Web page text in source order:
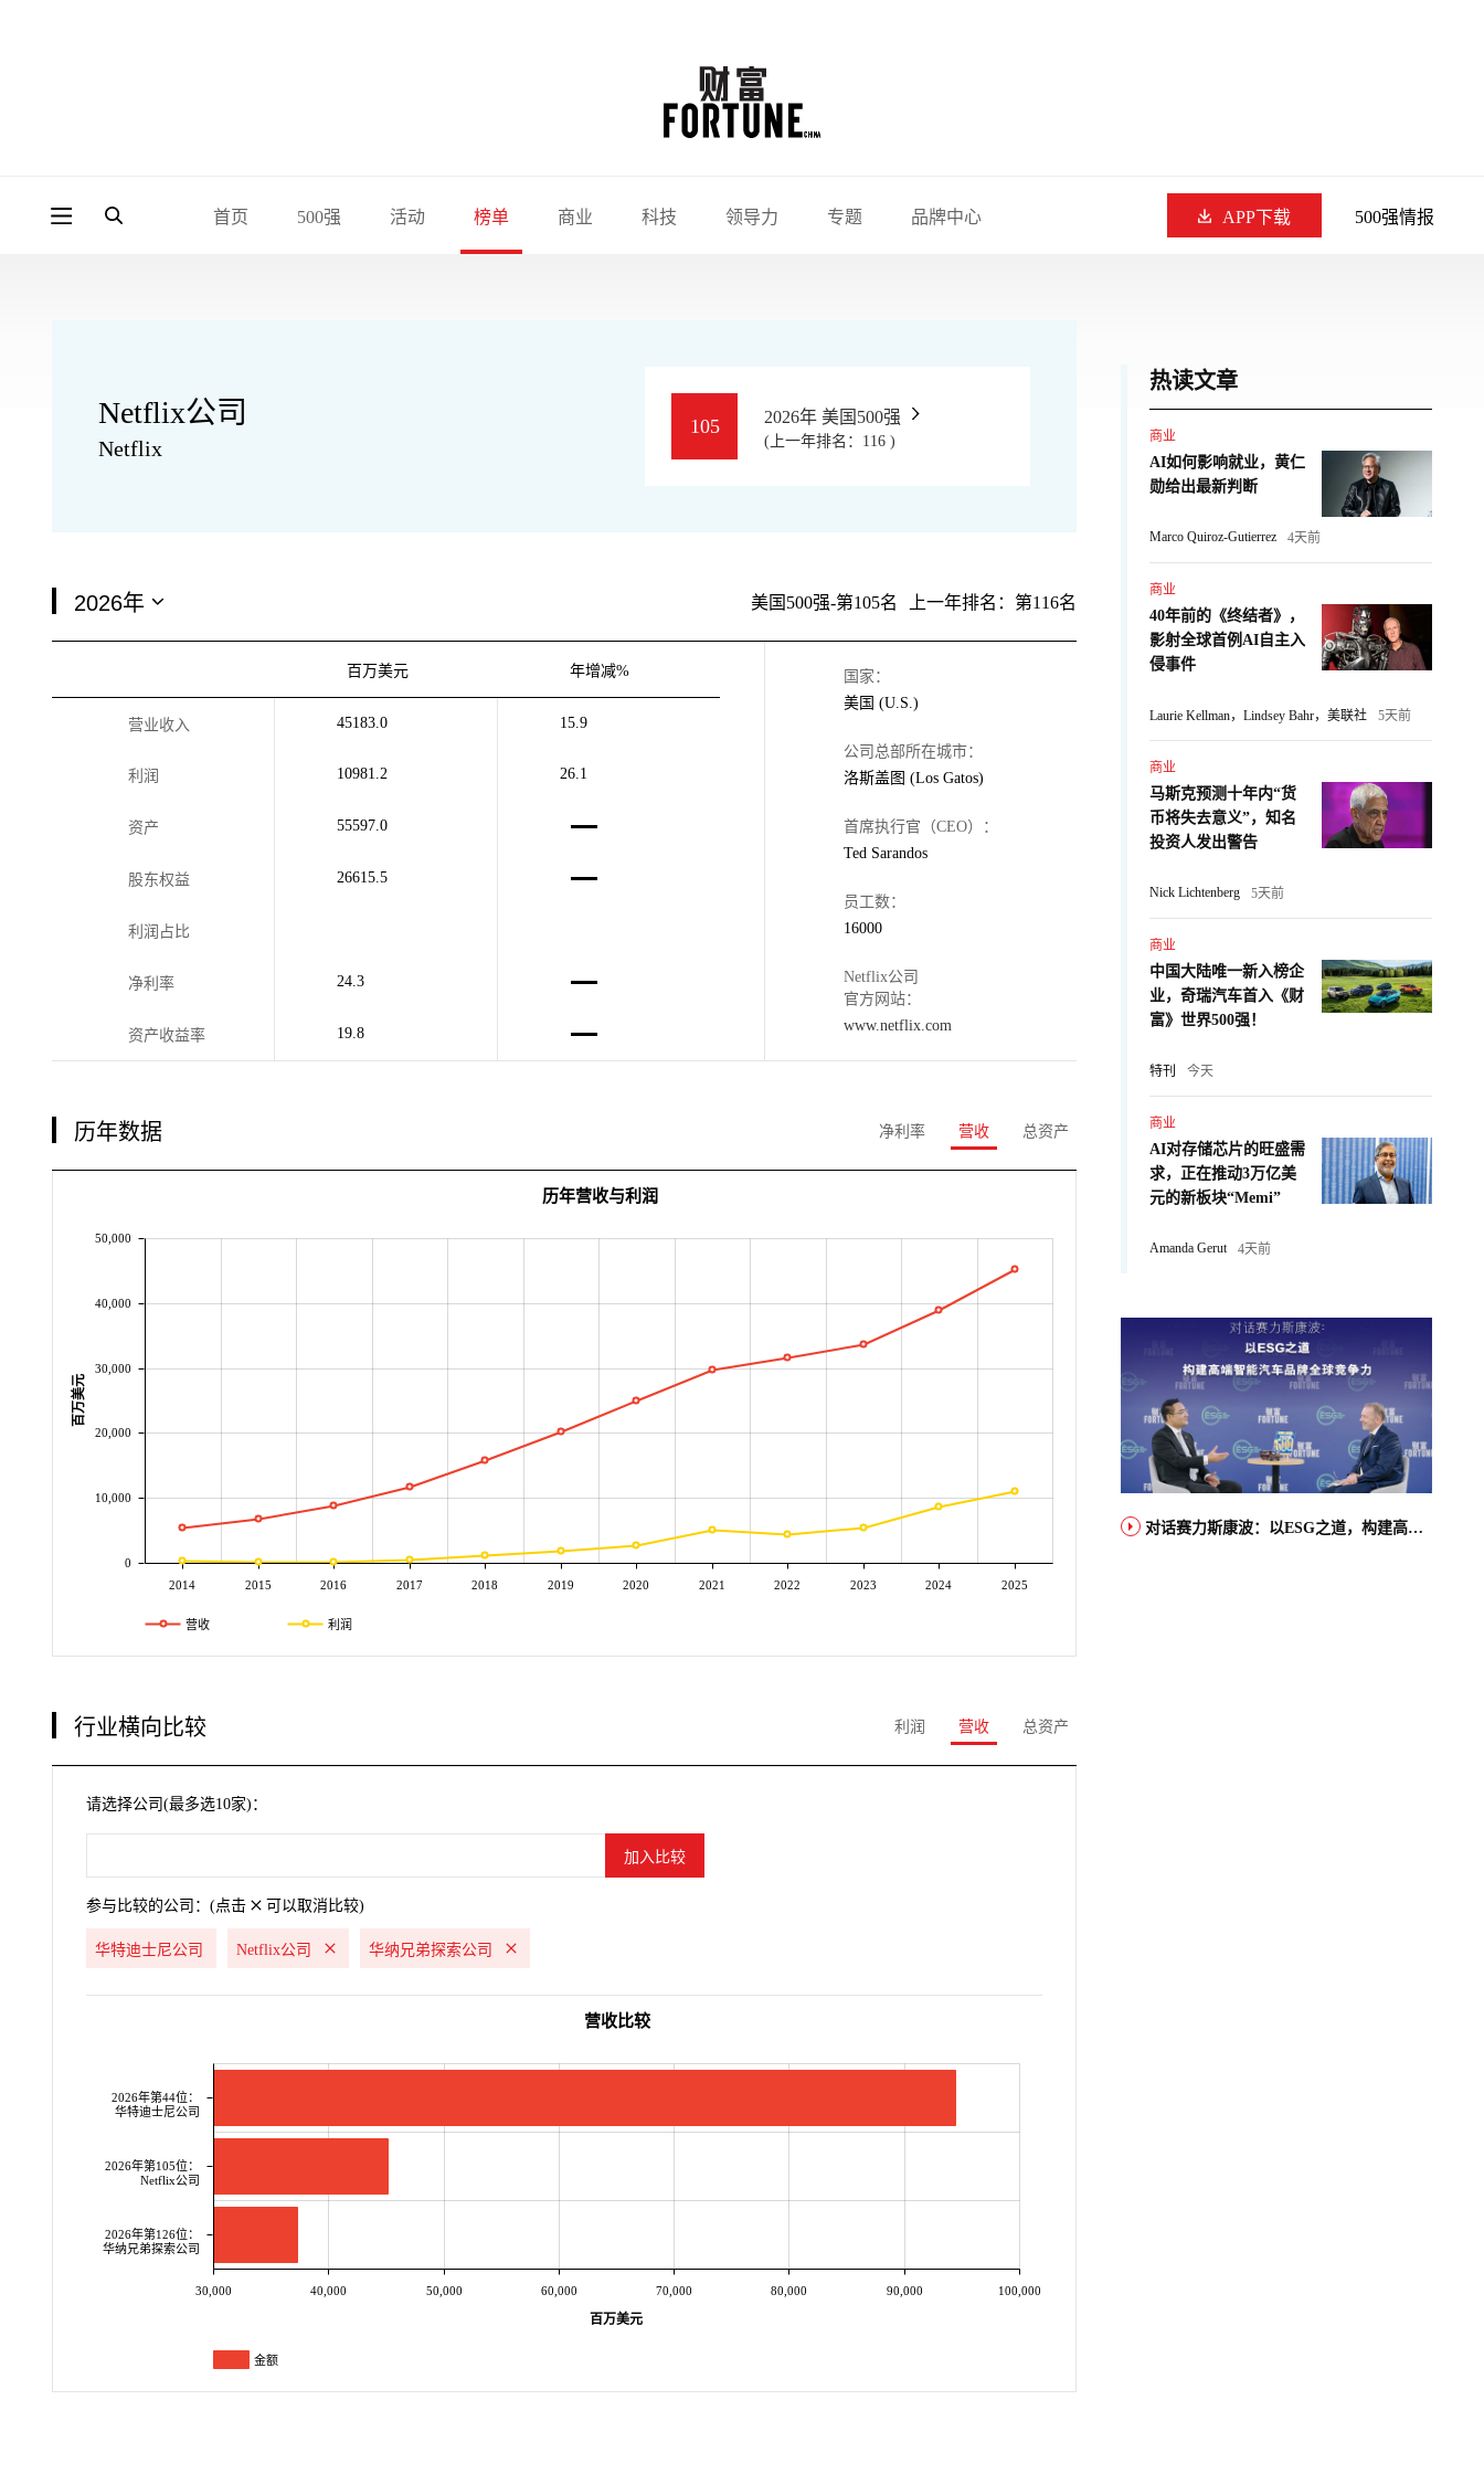
首页 500强 活动 榜单 商业 科技 领导力 专题 品牌中心 APP下载 500强情报
Netflix公司
Netflix
105 2026年 美国500强
(上一年排名：116 )
美国500强-第105名 上一年排名：第116名
百万美元 年增减%
营业收入 45183.0 15.9
利润 10981.2 26.1
资产 55597.0
股东权益 26615.5
利润占比
净利率 24.3
资产收益率 19.8
国家：
美国 (U.S.)
公司总部所在城市：
洛斯盖图 (Los Gatos)
首席执行官（CEO）：
Ted Sarandos
员工数：
16000
Netflix公司
官方网站：
www.netflix.com
历年数据 净利率 营收 总资产
2014 2015 2016 2017 2018 2019 2020 2021 2022 2023 2024 2025
0
10,000
20,000
30,000
40,000
50,000
百万美元
历年营收与利润
营收 利润
行业横向比较 利润 营收 总资产
请选择公司(最多选10家)：
参与比较的公司：(点击 可以取消比较)
华特迪士尼公司 Netflix公司 华纳兄弟探索公司
2026年第44位：
华特迪士尼公司
2026年第105位：
Netflix公司
2026年第126位：
华纳兄弟探索公司
30,000 40,000 50,000 60,000 70,000 80,000 90,000 100,000
百万美元
营收比较
金额
热读文章
商业
AI如何影响就业，黄仁
勋给出最新判断
Marco Quiroz-Gutierrez 4天前
商业
40年前的《终结者》，
影射全球首例AI自主入
侵事件
Laurie Kellman，Lindsey Bahr，美联社 5天前
商业
马斯克预测十年内“货
币将失去意义”，知名
投资人发出警告
Nick Lichtenberg 5天前
商业
中国大陆唯一新入榜企
业，奇瑞汽车首入《财
富》世界500强！
特刊 今天
商业
AI对存储芯片的旺盛需
求，正在推动3万亿美
元的新板块“Memi”
Amanda Gerut 4天前
对话赛力斯康波：以ESG之道，构建高端智能汽车品牌全球竞争力